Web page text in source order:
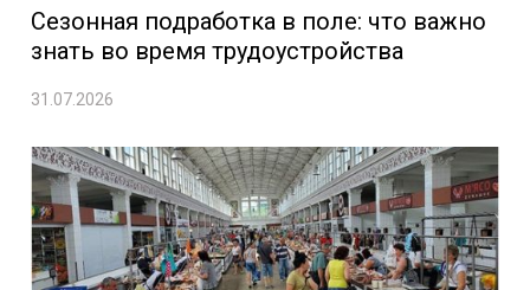
Сезонная подработка в поле: что важно
знать во время трудоустройства
31.07.2026